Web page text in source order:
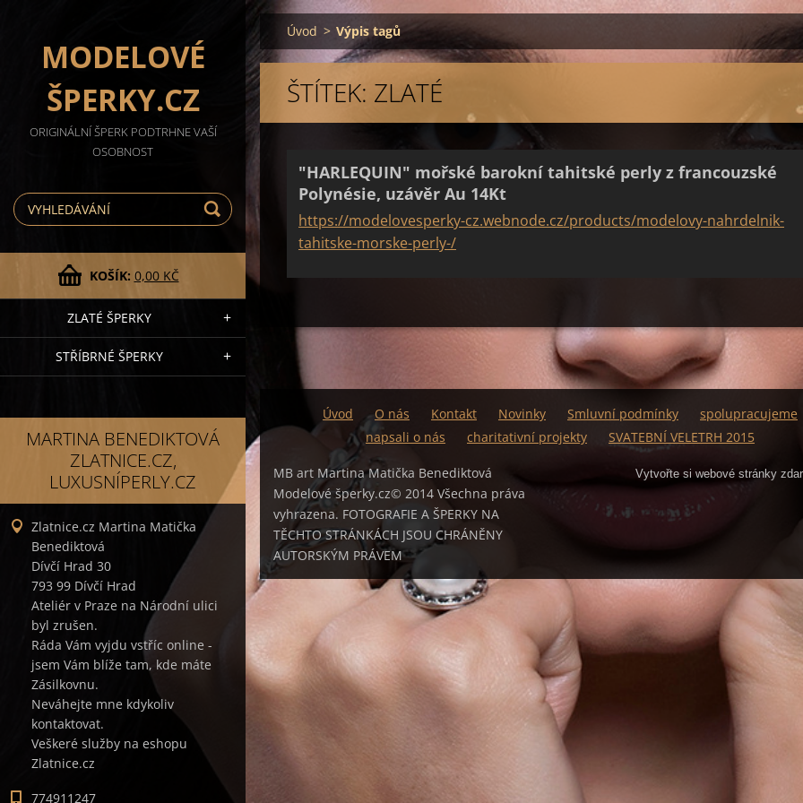
MODELOVÉ
ŠPERKY.CZ
ORIGINÁLNÍ ŠPERK PODTRHNE VAŠÍ
OSOBNOST
KOŠÍK: 0,00 KČ
ZLATÉ ŠPERKY
STŘÍBRNÉ ŠPERKY
MARTINA BENEDIKTOVÁ
ZLATNICE.CZ,
LUXUSNÍPERLY.CZ
Zlatnice.cz Martina Matička
Benediktová
Dívčí Hrad 30
793 99 Dívčí Hrad
Ateliér v Praze na Národní ulici
byl zrušen.
Ráda Vám vyjdu vstříc online -
jsem Vám blíže tam, kde máte
Zásilkovnu.
Neváhejte mne kdykoliv
kontaktovat.
Veškeré služby na eshopu
Zlatnice.cz
774911247
Úvod > Výpis tagů
ŠTÍTEK: ZLATÉ
"HARLEQUIN" mořské barokní tahitské perly z francouzské
Polynésie, uzávěr Au 14Kt
https://modelovesperky-cz.webnode.cz/products/modelovy-nahrdelnik-
tahitske-morske-perly-/
Úvod O nás Kontakt Novinky Smluvní podmínky
spolupracujeme
napsali o nás
charitativní projekty SVATEBNÍ VELETRH 2015
MB art Martina Matička Benediktová
Modelové šperky.cz© 2014 Všechna práva
vyhrazena. FOTOGRAFIE A ŠPERKY NA
TĚCHTO STRÁNKÁCH JSOU CHRÁNĚNY
AUTORSKÝM PRÁVEM
Vytvořte si webové stránky